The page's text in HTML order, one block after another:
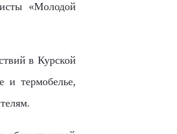
«Молодой
в Курской
и термобелье,